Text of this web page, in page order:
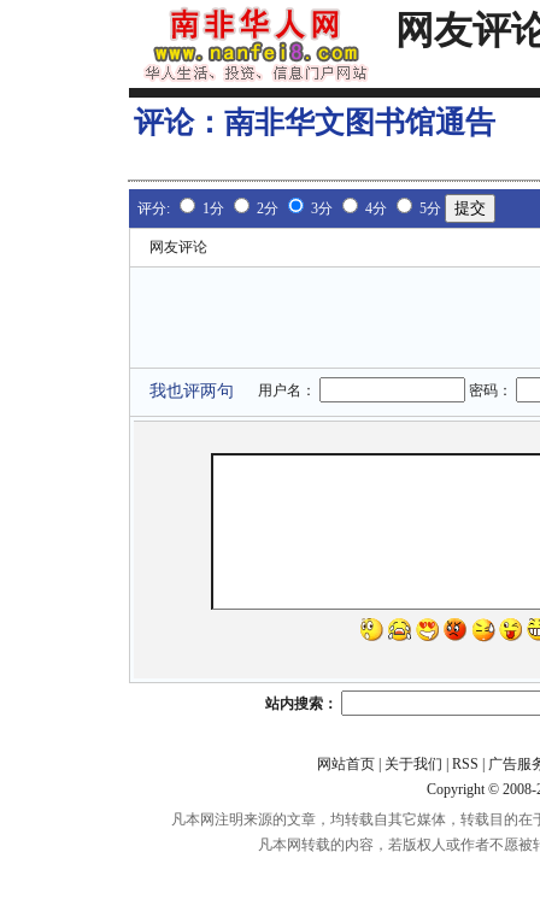
网友评
评论： 南非华文图书馆通告
评分: 1分 2分 3分 4分 5分
网友评论
我也评两句 用户名： 密码：
站内搜索：
网站首页| 关于我们 RSS
广告服
Copyright ©
凡本网注明来源的文章，均转载自其它媒体，转载目的
凡本网转载的内容，若版权人或作者不愿